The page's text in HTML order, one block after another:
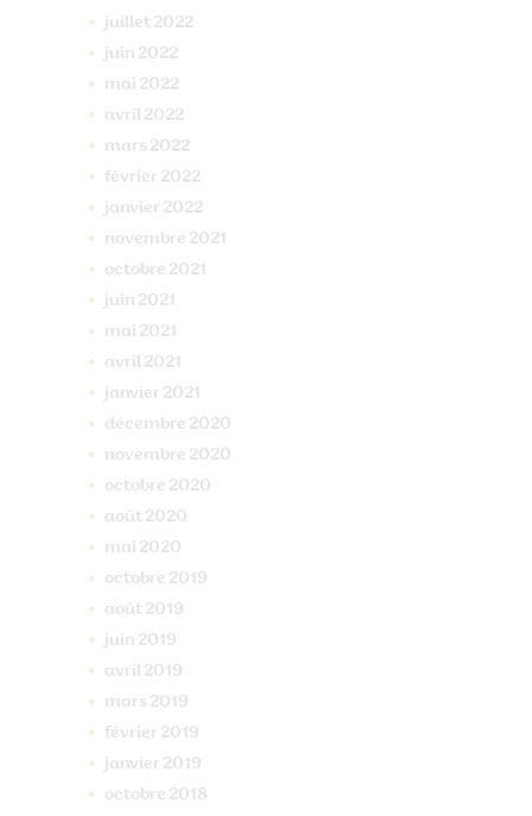
juillet 2022
juin 2022
mai 2022
avril 2022
mars 2022
février 2022
janvier 2022
novembre 2021
octobre 2021
juin 2021
mai 2021
avril 2021
janvier 2021
décembre 2020
novembre 2020
octobre 2020
août 2020
mai 2020
octobre 2019
août 2019
juin 2019
avril 2019
mars 2019
février 2019
janvier 2019
octobre 2018